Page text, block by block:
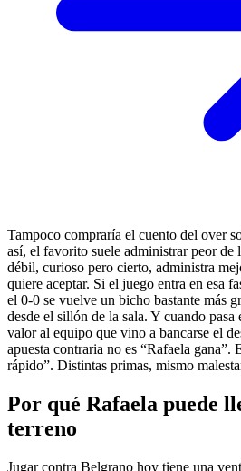
Tampoco compraría el cuento del over
así, el favorito suele administrar peor de
débil, curioso pero cierto, administra
quiere aceptar. Si el juego entra en esa
el 0-0 se vuelve un bicho bastante más
desde el sillón de la sala. Y cuando pasa
valor al equipo que vino a bancarse el
apuesta contraria no es “Rafaela gana”.
rápido”. Distintas primas, mismo
Por qué Rafaela puede
terreno
Jugar contra Belgrano hoy tiene una